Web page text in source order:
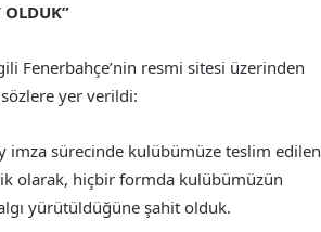
OLDUK”
Fenerbahçe’nin resmi sitesi üzerinden
yer verildi:
imza sürecinde kulübümüze teslim edilen
olarak, hiçbir formda kulübümüzün
yürütüldüğüne şahit olduk.